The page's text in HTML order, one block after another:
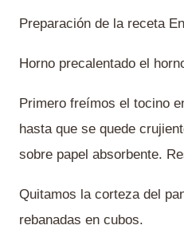
Preparación de la receta
Horno precalentado el
Primero freímos el tocino
hasta que se quede
sobre papel absorbente.
Quitamos la corteza del
rebanadas en cubos.